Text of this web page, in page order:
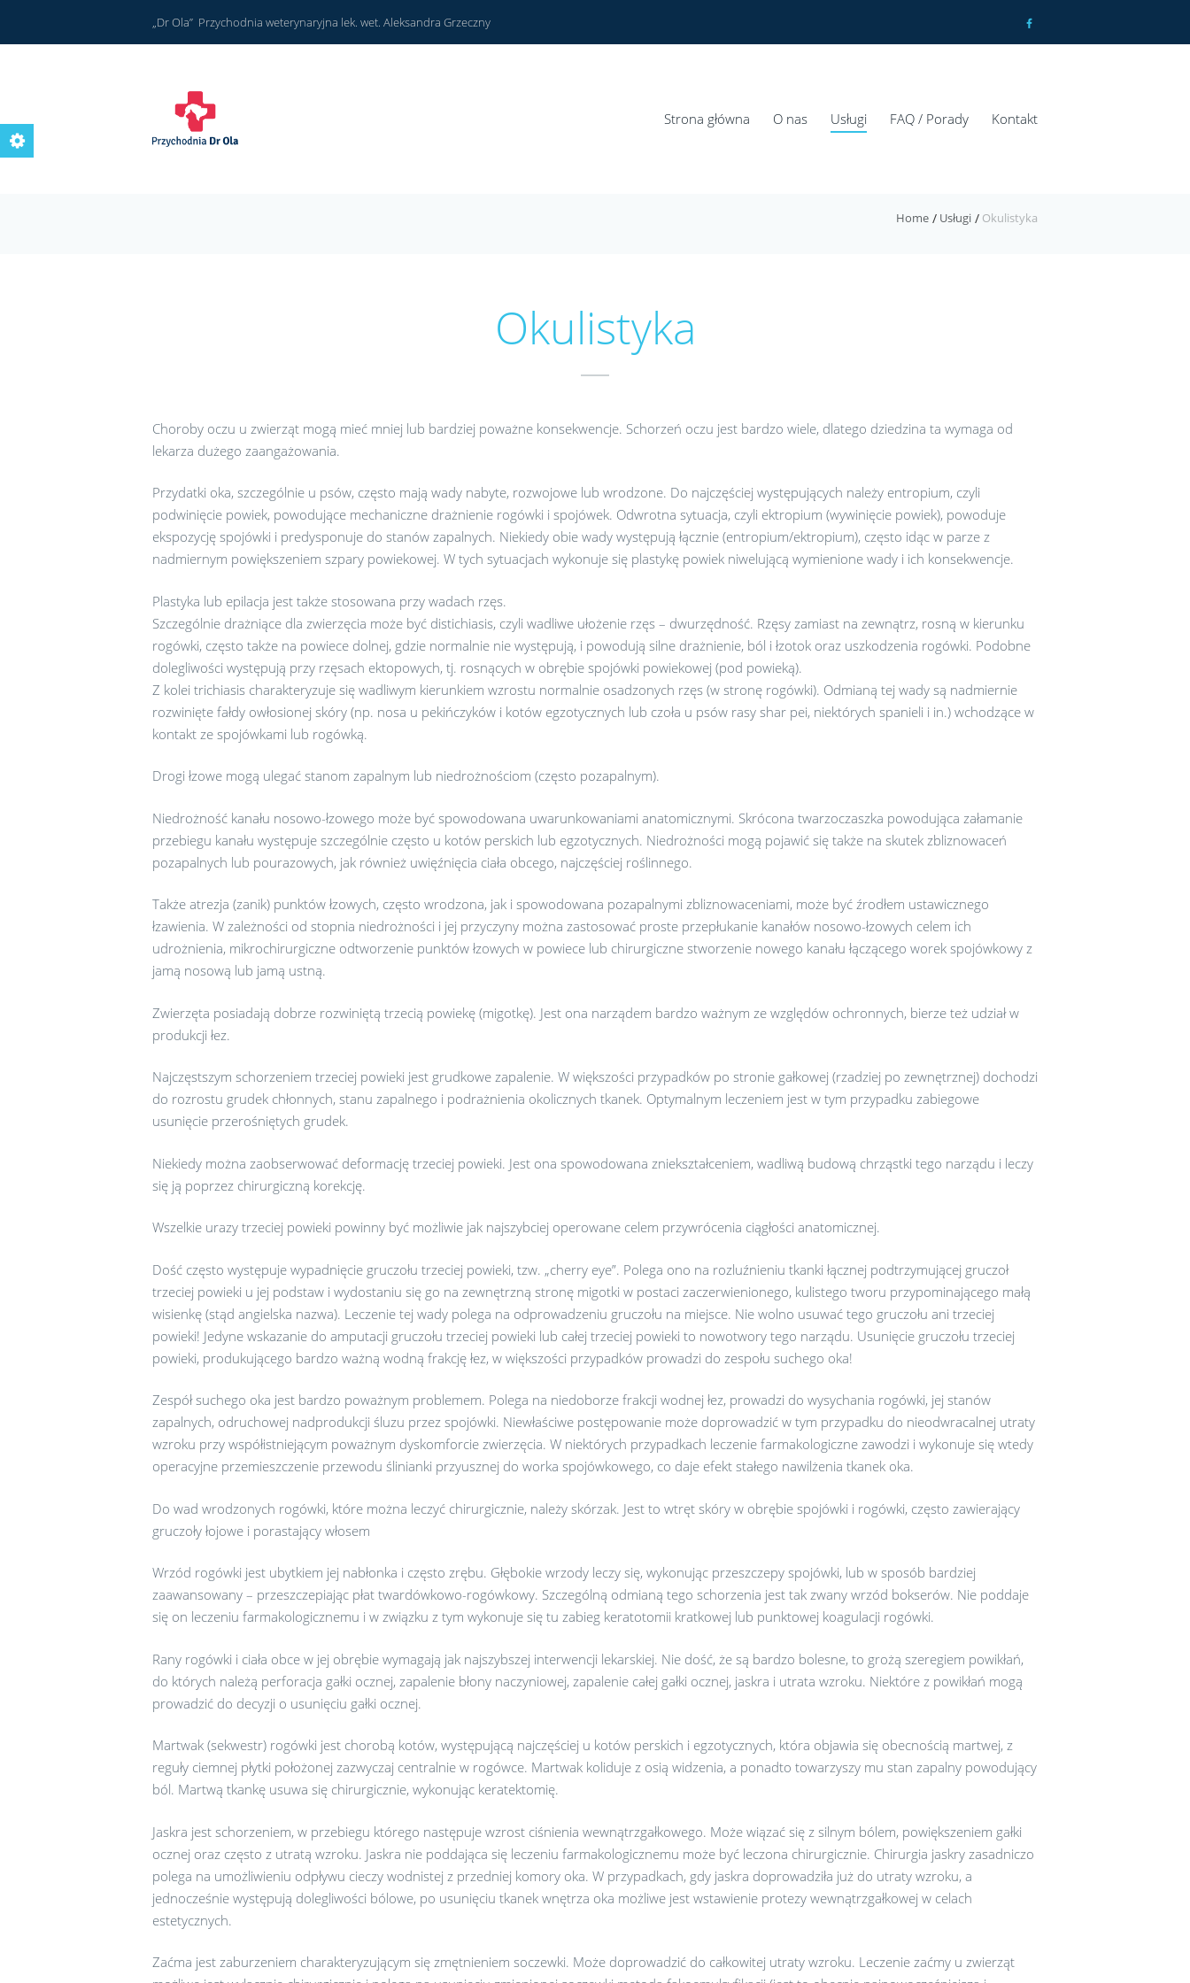
„Dr Ola” Przychodnia weterynaryjna lek. wet. Aleksandra Grzeczny
Strona główna O nas Usługi FAQ / Porady Kontakt
Home Usługi Okulistyka
Okulistyka
Choroby oczu u zwierząt mogą mieć mniej lub bardziej poważne konsekwencje. Schorzeń oczu jest bardzo wiele, dlatego dziedzina ta wymaga od
lekarza dużego zaangażowania.
Przydatki oka, szczególnie u psów, często mają wady nabyte, rozwojowe lub wrodzone. Do najczęściej występujących należy entropium, czyli
podwinięcie powiek, powodujące mechaniczne drażnienie rogówki i spojówek. Odwrotna sytuacja, czyli ektropium (wywinięcie powiek), powoduje
ekspozycję spojówki i predysponuje do stanów zapalnych. Niekiedy obie wady występują łącznie (entropium/ektropium), często idąc w parze z
nadmiernym powiększeniem szpary powiekowej. W tych sytuacjach wykonuje się plastykę powiek niwelującą wymienione wady i ich konsekwencje.
Plastyka lub epilacja jest także stosowana przy wadach rzęs.
Szczególnie drażniące dla zwierzęcia może być distichiasis, czyli wadliwe ułożenie rzęs – dwurzędność. Rzęsy zamiast na zewnątrz, rosną w kierunku
rogówki, często także na powiece dolnej, gdzie normalnie nie występują, i powodują silne drażnienie, ból i łzotok oraz uszkodzenia rogówki. Podobne
dolegliwości występują przy rzęsach ektopowych, tj. rosnących w obrębie spojówki powiekowej (pod powieką).
Z kolei trichiasis charakteryzuje się wadliwym kierunkiem wzrostu normalnie osadzonych rzęs (w stronę rogówki). Odmianą tej wady są nadmiernie
rozwinięte fałdy owłosionej skóry (np. nosa u pekińczyków i kotów egzotycznych lub czoła u psów rasy shar pei, niektórych spanieli i in.) wchodzące w
kontakt ze spojówkami lub rogówką.
Drogi łzowe mogą ulegać stanom zapalnym lub niedrożnościom (często pozapalnym).
Niedrożność kanału nosowo-łzowego może być spowodowana uwarunkowaniami anatomicznymi. Skrócona twarzoczaszka powodująca załamanie
przebiegu kanału występuje szczególnie często u kotów perskich lub egzotycznych. Niedrożności mogą pojawić się także na skutek zbliznowaceń
pozapalnych lub pourazowych, jak również uwięźnięcia ciała obcego, najczęściej roślinnego.
Także atrezja (zanik) punktów łzowych, często wrodzona, jak i spowodowana pozapalnymi zbliznowaceniami, może być źrodłem ustawicznego
łzawienia. W zależności od stopnia niedrożności i jej przyczyny można zastosować proste przepłukanie kanałów nosowo-łzowych celem ich
udrożnienia, mikrochirurgiczne odtworzenie punktów łzowych w powiece lub chirurgiczne stworzenie nowego kanału łączącego worek spojówkowy z
jamą nosową lub jamą ustną.
Zwierzęta posiadają dobrze rozwiniętą trzecią powiekę (migotkę). Jest ona narządem bardzo ważnym ze względów ochronnych, bierze też udział w
produkcji łez.
Najczęstszym schorzeniem trzeciej powieki jest grudkowe zapalenie. W większości przypadków po stronie gałkowej (rzadziej po zewnętrznej) dochodzi
do rozrostu grudek chłonnych, stanu zapalnego i podrażnienia okolicznych tkanek. Optymalnym leczeniem jest w tym przypadku zabiegowe
usunięcie przerośniętych grudek.
Niekiedy można zaobserwować deformację trzeciej powieki. Jest ona spowodowana zniekształceniem, wadliwą budową chrząstki tego narządu i leczy
się ją poprzez chirurgiczną korekcję.
Wszelkie urazy trzeciej powieki powinny być możliwie jak najszybciej operowane celem przywrócenia ciągłości anatomicznej.
Dość często występuje wypadnięcie gruczołu trzeciej powieki, tzw. „cherry eye”. Polega ono na rozluźnieniu tkanki łącznej podtrzymującej gruczoł
trzeciej powieki u jej podstaw i wydostaniu się go na zewnętrzną stronę migotki w postaci zaczerwienionego, kulistego tworu przypominającego małą
wisienkę (stąd angielska nazwa). Leczenie tej wady polega na odprowadzeniu gruczołu na miejsce. Nie wolno usuwać tego gruczołu ani trzeciej
powieki! Jedyne wskazanie do amputacji gruczołu trzeciej powieki lub całej trzeciej powieki to nowotwory tego narządu. Usunięcie gruczołu trzeciej
powieki, produkującego bardzo ważną wodną frakcję łez, w większości przypadków prowadzi do zespołu suchego oka!
Zespół suchego oka jest bardzo poważnym problemem. Polega na niedoborze frakcji wodnej łez, prowadzi do wysychania rogówki, jej stanów
zapalnych, odruchowej nadprodukcji śluzu przez spojówki. Niewłaściwe postępowanie może doprowadzić w tym przypadku do nieodwracalnej utraty
wzroku przy współistniejącym poważnym dyskomforcie zwierzęcia. W niektórych przypadkach leczenie farmakologiczne zawodzi i wykonuje się wtedy
operacyjne przemieszczenie przewodu ślinianki przyusznej do worka spojówkowego, co daje efekt stałego nawilżenia tkanek oka.
Do wad wrodzonych rogówki, które można leczyć chirurgicznie, należy skórzak. Jest to wtręt skóry w obrębie spojówki i rogówki, często zawierający
gruczoły łojowe i porastający włosem
Wrzód rogówki jest ubytkiem jej nabłonka i często zrębu. Głębokie wrzody leczy się, wykonując przeszczepy spojówki, lub w sposób bardziej
zaawansowany – przeszczepiając płat twardówkowo-rogówkowy. Szczególną odmianą tego schorzenia jest tak zwany wrzód bokserów. Nie poddaje
się on leczeniu farmakologicznemu i w związku z tym wykonuje się tu zabieg keratotomii kratkowej lub punktowej koagulacji rogówki.
Rany rogówki i ciała obce w jej obrębie wymagają jak najszybszej interwencji lekarskiej. Nie dość, że są bardzo bolesne, to grożą szeregiem powikłań,
do których należą perforacja gałki ocznej, zapalenie błony naczyniowej, zapalenie całej gałki ocznej, jaskra i utrata wzroku. Niektóre z powikłań mogą
prowadzić do decyzji o usunięciu gałki ocznej.
Martwak (sekwestr) rogówki jest chorobą kotów, występującą najczęściej u kotów perskich i egzotycznych, która objawia się obecnością martwej, z
reguły ciemnej płytki położonej zazwyczaj centralnie w rogówce. Martwak koliduje z osią widzenia, a ponadto towarzyszy mu stan zapalny powodujący
ból. Martwą tkankę usuwa się chirurgicznie, wykonując keratektomię.
Jaskra jest schorzeniem, w przebiegu którego następuje wzrost ciśnienia wewnątrzgałkowego. Może wiązać się z silnym bólem, powiększeniem gałki
ocznej oraz często z utratą wzroku. Jaskra nie poddająca się leczeniu farmakologicznemu może być leczona chirurgicznie. Chirurgia jaskry zasadniczo
polega na umożliwieniu odpływu cieczy wodnistej z przedniej komory oka. W przypadkach, gdy jaskra doprowadziła już do utraty wzroku, a
jednocześnie występują dolegliwości bólowe, po usunięciu tkanek wnętrza oka możliwe jest wstawienie protezy wewnątrzgałkowej w celach
estetycznych.
Zaćma jest zaburzeniem charakteryzującym się zmętnieniem soczewki. Może doprowadzić do całkowitej utraty wzroku. Leczenie zaćmy u zwierząt